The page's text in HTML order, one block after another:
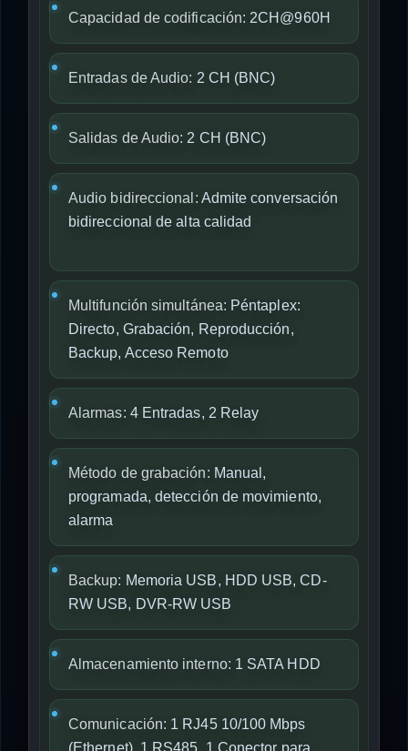
Capacidad de codificación: 2CH@960H
Entradas de Audio: 2 CH (BNC)
Salidas de Audio: 2 CH (BNC)
Audio bidireccional: Admite conversación
bidireccional de alta calidad
Multifunción simultánea: Péntaplex:
Directo, Grabación, Reproducción,
Backup, Acceso Remoto
Alarmas: 4 Entradas, 2 Relay
Método de grabación: Manual,
programada, detección de movimiento,
alarma
Backup: Memoria USB, HDD USB, CD-
RW USB, DVR-RW USB
Almacenamiento interno: 1 SATA HDD
Comunicación: 1 RJ45 10/100 Mbps
(Ethernet), 1 RS485, 1 Conector para